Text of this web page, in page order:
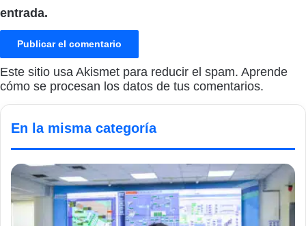
entrada.
Este sitio usa Akismet para reducir el spam. Aprende
cómo se procesan los datos de tus comentarios.
En la misma categoría